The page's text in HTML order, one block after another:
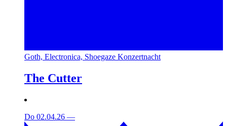
Goth, Electronica, Shoegaze Konzertnacht
The Cutter
Do 02.04.26 —